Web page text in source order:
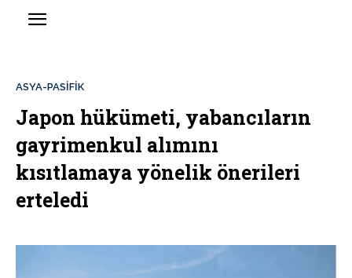
ASYA-PASİFİK
Japon hükümeti, yabancıların
gayrimenkul alımını
kısıtlamaya yönelik önerileri
erteledi